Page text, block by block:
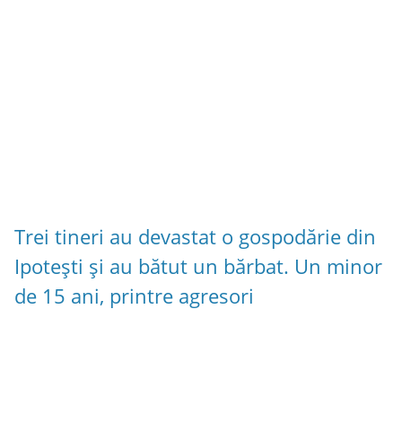
Trei tineri au devastat o gospodărie din
Ipotești și au bătut un bărbat. Un minor
de 15 ani, printre agresori